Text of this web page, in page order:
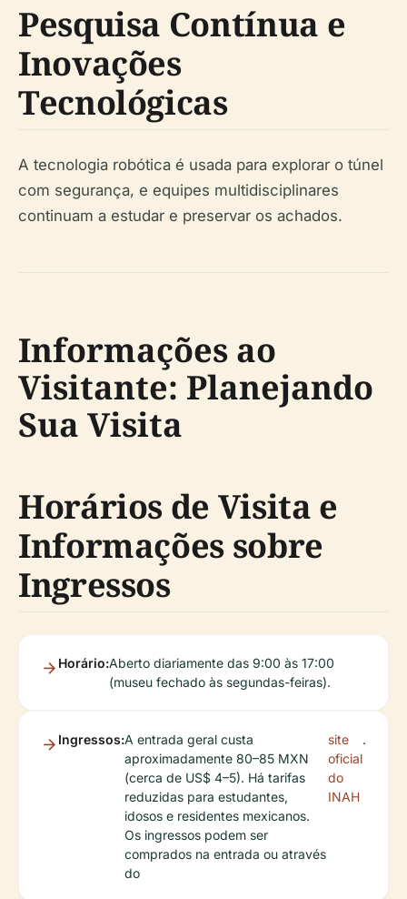
Pesquisa Contínua e
Inovações
Tecnológicas
A tecnologia robótica é usada para explorar o túnel
com segurança, e equipes multidisciplinares
continuam a estudar e preservar os achados.
Informações ao
Visitante: Planejando
Sua Visita
Horários de Visita e
Informações sobre
Ingressos
Horário:Aberto diariamente das 9:00 às 17:00
(museu fechado às segundas-feiras).
Ingressos:A entrada geral custa
aproximadamente 80–85 MXN
(cerca de US$ 4–5). Há tarifas
reduzidas para estudantes,
idosos e residentes mexicanos.
Os ingressos podem ser
comprados na entrada ou através
do
site
oficial
do
INAH
.